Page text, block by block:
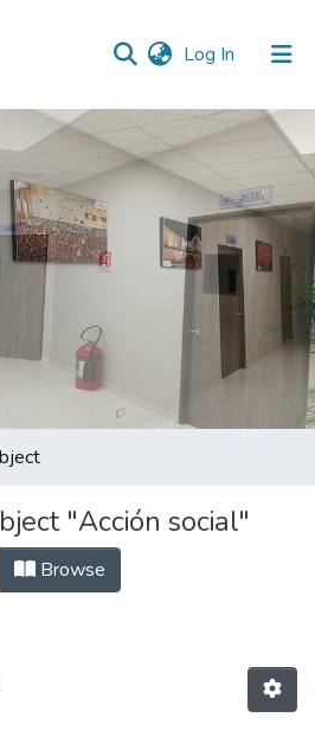
Log In (current)
"Acción social"
Browse